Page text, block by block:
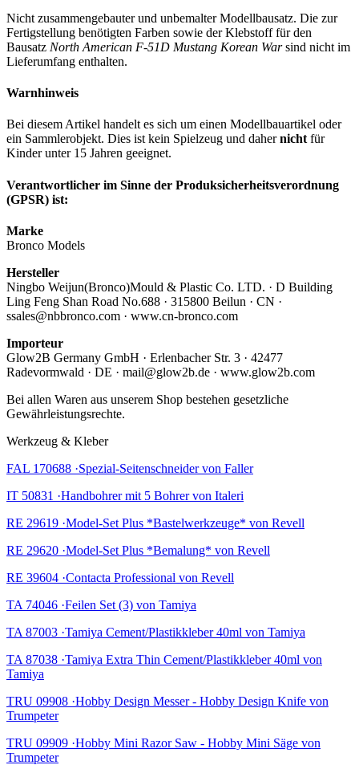
Nicht zusammengebauter und unbemalter Modellbausatz. Die zur
Fertigstellung benötigten Farben sowie der Klebstoff für den
Bausatz North American F-51D Mustang Korean Warsind nicht im
Lieferumfang enthalten.
Warnhinweis
Bei diesem Artikel handelt es sich um einen Modellbauartikel oder
ein Sammlerobjekt. Dies ist kein Spielzeug und dahernicht für
Kinder unter 15 Jahren geeignet.
Verantwortlicher im Sinne der Produksicherheitsverordnung
(GPSR) ist:
Marke
Bronco Models
Hersteller
Ningbo Weijun(Bronco)Mould & Plastic Co. LTD. · D Building
Ling Feng Shan Road No.688 · 315800 Beilun · CN ·
ssales@nbbronco.com · www.cn-bronco.com
Importeur
Glow2B Germany GmbH · Erlenbacher Str. 3 · 42477
Radevormwald · DE · mail@glow2b.de · www.glow2b.com
Bei allen Waren aus unserem Shop bestehen gesetzliche
Gewährleistungsrechte.
Werkzeug & Kleber
FAL 170688 ·Spezial-Seitenschneider von Faller
IT 50831 ·Handbohrer mit 5 Bohrer von Italeri
RE 29619 ·Model-Set Plus *Bastelwerkzeuge* von Revell
RE 29620 ·Model-Set Plus *Bemalung* von Revell
RE 39604 ·Contacta Professional von Revell
TA 74046 ·Feilen Set (3) von Tamiya
TA 87003 ·Tamiya Cement/Plastikkleber 40ml von Tamiya
TA 87038 ·Tamiya Extra Thin Cement/Plastikkleber 40ml von
Tamiya
TRU 09908 ·Hobby Design Messer - Hobby Design Knife von
Trumpeter
TRU 09909 ·Hobby Mini Razor Saw - Hobby Mini Säge von
Trumpeter